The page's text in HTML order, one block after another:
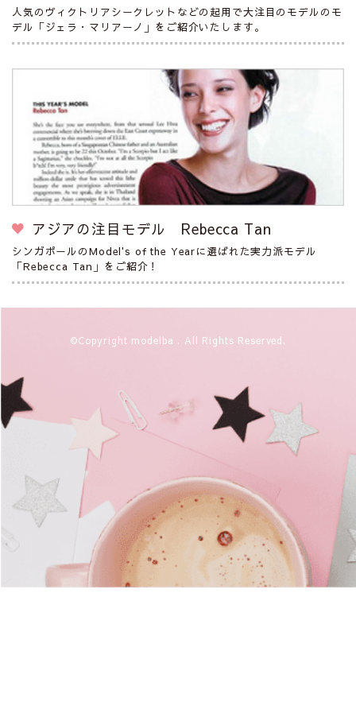
人気のヴィクトリアシークレットなどの起用で大注目のモデルのモ
デル「ジェラ・マリアーノ」をご紹介いたします。
アジアの注目モデル Rebecca Tan
シンガポールのModel's of the Yearに選ばれた実力派モデル
「Rebecca Tan」をご紹介！
©Copyright modelba . All Rights Reserved.